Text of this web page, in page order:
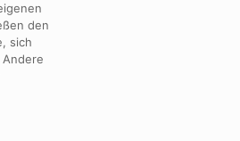
den
sich